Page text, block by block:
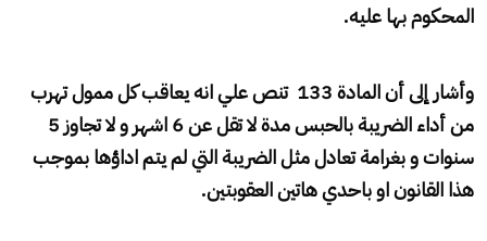
المحكوم بها عليه.
وأشار إلى أن المادة 133 تنص علي انه يعاقب كل ممول تهرب
من أداء الضريبة بالحبس مدة لا تقل عن 6 اشهر و لا تجاوز 5
سنوات و بغرامة تعادل مثل الضريبة التي لم يتم اداؤها بموجب
هذا القانون او باحدي هاتين العقوبتين.